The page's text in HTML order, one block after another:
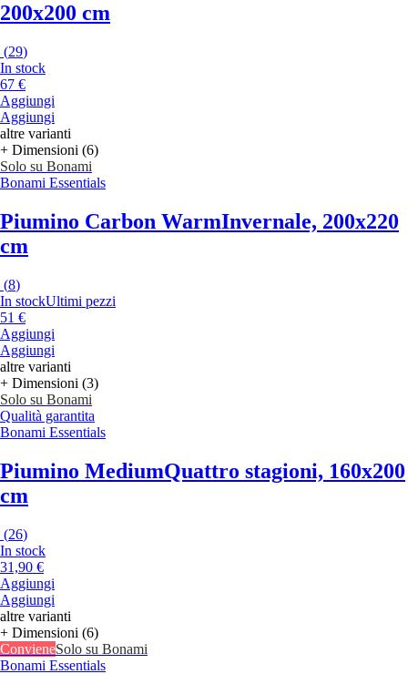
200x200 cm
(29)
In stock
67 €
Aggiungi
Aggiungi
altre varianti
+ Dimensioni (6)
Solo su Bonami
Bonami Essentials
Piumino Carbon WarmInvernale, 200x220
cm
(8)
In stockUltimi pezzi
51 €
Aggiungi
Aggiungi
altre varianti
+ Dimensioni (3)
Solo su Bonami
Qualità garantita
Bonami Essentials
Piumino MediumQuattro stagioni, 160x200
cm
(26)
In stock
31,90 €
Aggiungi
Aggiungi
altre varianti
+ Dimensioni (6)
ConvieneSolo su Bonami
Bonami Essentials